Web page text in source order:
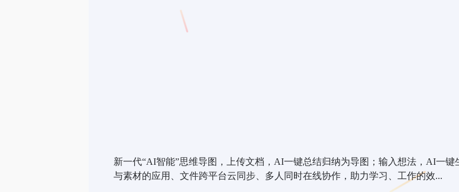
新一代“AI智能”思维导图，上传文档，AI一键总结归纳为导图；输入想法，AI一键
与素材的应用、文件跨平台云同步、多人同时在线协作，助力学习、工作的效...